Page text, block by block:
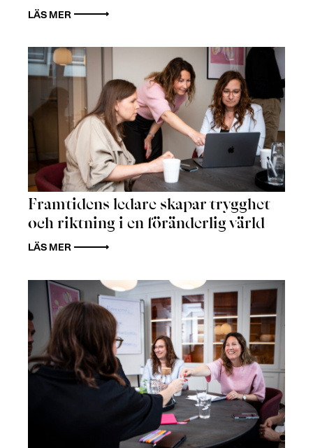
LÄS MER
Framtidens ledare skapar trygghet
och riktning i en föränderlig värld
LÄS MER